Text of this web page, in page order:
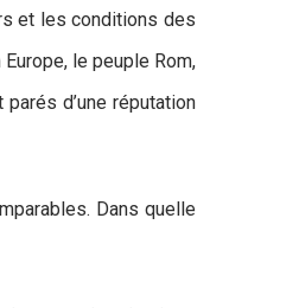
et les conditions des
le peuple Rom,
parés d’une réputation
Dans quelle